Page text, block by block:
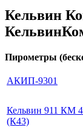
Кельвин
Пирометры
АКИП-9301
Кельвин 911 КМ
(К43)